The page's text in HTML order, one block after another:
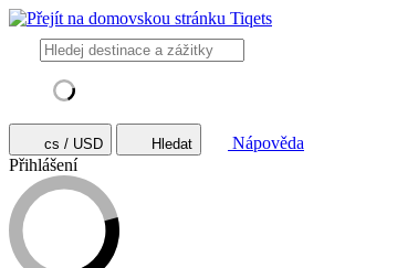
cs / USD Hledat
Nápověda
Přihlášení